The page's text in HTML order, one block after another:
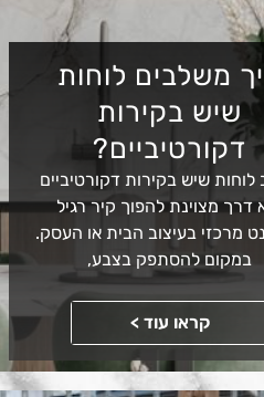
משלבים לוחות
שיש בקירות
דקורטיביים?
לוחות שיש בקירות דקורטיביים
דרך מצוינת להפוך קיר רגיל
מרכזי בעיצוב הבית או העסק.
במקום להסתפק בצבע,
קראו עוד >